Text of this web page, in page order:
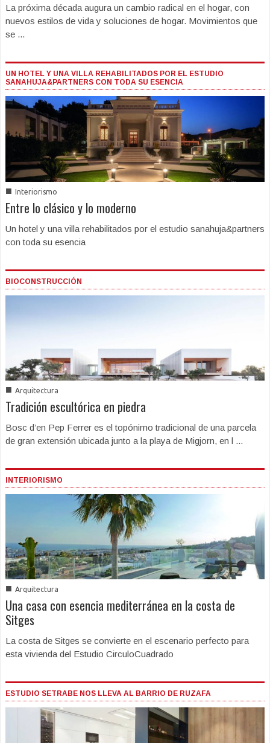
La próxima década augura un cambio radical en el hogar, con
nuevos estilos de vida y soluciones de hogar. Movimientos que
se ...
UN HOTEL Y UNA VILLA REHABILITADOS POR EL ESTUDIO
SANAHUJA&PARTNERS CON TODA SU ESENCIA
■ Interiorismo
Entre lo clásico y lo moderno
Un hotel y una villa rehabilitados por el estudio sanahuja&partners
con toda su esencia
BIOCONSTRUCCIÓN
■ Arquitectura
Tradición escultórica en piedra
Bosc d’en Pep Ferrer es el topónimo tradicional de una parcela
de gran extensión ubicada junto a la playa de Migjorn, en l ...
INTERIORISMO
■ Arquitectura
Una casa con esencia mediterránea en la costa de
Sitges
La costa de Sitges se convierte en el escenario perfecto para
esta vivienda del Estudio CirculoCuadrado
ESTUDIO SETRABE NOS LLEVA AL BARRIO DE RUZAFA